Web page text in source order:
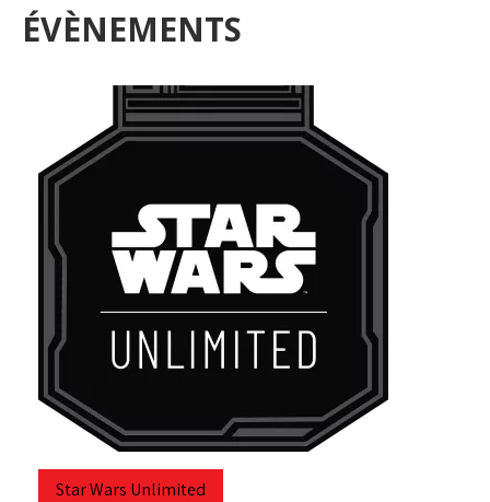
ÉVÈNEMENTS
Star Wars Unlimited